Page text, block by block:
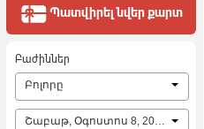
Պատվիրել նվեր քարտ
Բաժիններ
Բոլորը
Շաբաթ, Օգոստոս 8, 2026